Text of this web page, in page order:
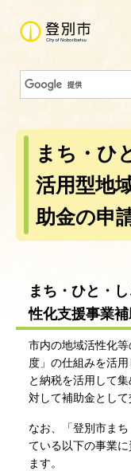
まち・ひ
活用型地
助金の申
まち・ひと・
性化支援事業
市内の地域活性化
度」の仕組みを活
と納税を活用して
対して補助金として
なお、「登別市ま
ている以下の事業
ます。